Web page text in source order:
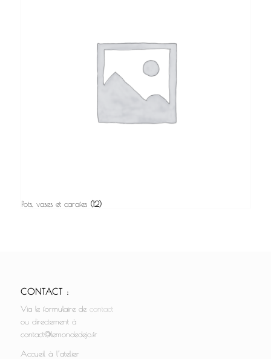
Pots, vases et carafes (12)
CONTACT :
Via le formulaire de contact
ou directement à
contact@lemondedejo.fr
Accueil à l’atelier